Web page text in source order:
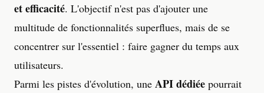
et efficacité. L'objectif n'est pas d'ajouter une
multitude de fonctionnalités superflues, mais de se
concentrer sur l'essentiel : faire gagner du temps aux
utilisateurs.
Parmi les pistes d'évolution, une API dédiée pourrait